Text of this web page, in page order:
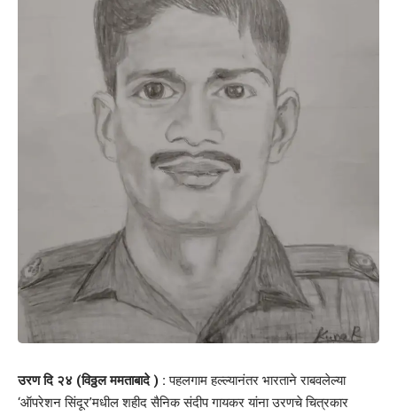
उरण दि २४ (विठ्ठल ममताबादे ) : पहलगाम हल्ल्यानंतर भारताने राबवलेल्या
‘ऑपरेशन सिंदूर’मधील शहीद सैनिक संदीप गायकर यांना उरणचे चित्रकार